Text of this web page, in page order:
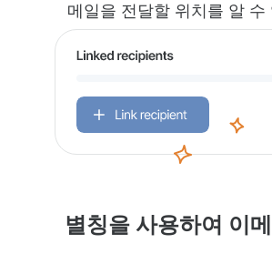
메일을 전달할 위치를 알 수
별칭을 사용하여 이메